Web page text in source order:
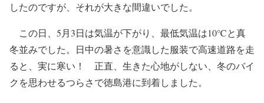
したのですが、それが大きな間違いでした。
この日、5月3日は気温が下がり、最低気温は10℃と真
冬並みでした。日中の暑さを意識した服装で高速道路を走
ると、実に寒い！ 正直、生きた心地がしない、冬のバイ
クを思わせるつらさで徳島港に到着しました。